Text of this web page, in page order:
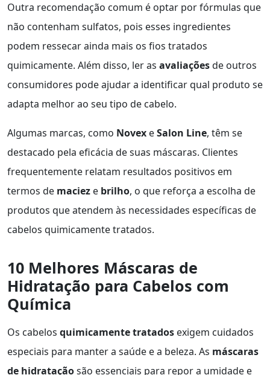
Outra recomendação comum é optar por fórmulas que
não contenham sulfatos, pois esses ingredientes
podem ressecar ainda mais os fios tratados
quimicamente. Além disso, ler as avaliaçõesde outros
consumidores pode ajudar a identificar qual produto se
adapta melhor ao seu tipo de cabelo.
Algumas marcas, como Novex eSalon Line, têm se
destacado pela eficácia de suas máscaras. Clientes
frequentemente relatam resultados positivos em
termos de maciez e brilho, o que reforça a escolha de
produtos que atendem às necessidades específicas de
cabelos quimicamente tratados.
10 Melhores Máscaras de
Hidratação para Cabelos com
Química
Os cabelos quimicamente tratados exigem cuidados
especiais para manter a saúde e a beleza. As máscaras
de hidrataçãosão essenciais para repor a umidade e